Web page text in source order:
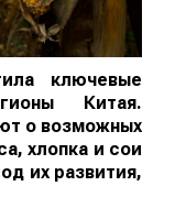
ключевые
Китая.
о возможных
хлопка и сои
их развития,